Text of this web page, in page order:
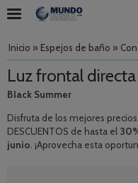
Inicio » Espejos de baño »
Luz frontal directa
Black Summer
Disfruta de los mejores
DESCUENTOS de hasta el
junio . ¡Aprovecha esta